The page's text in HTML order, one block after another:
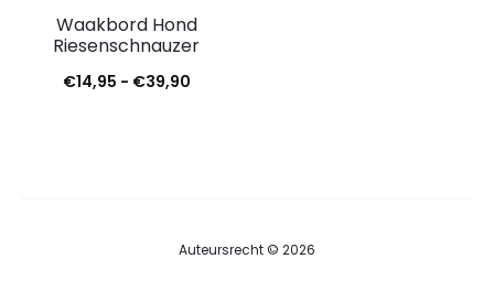
Waakbord Hond
Riesenschnauzer
€14,95 - €39,90Prijsklasse:
Auteursrecht © 2026